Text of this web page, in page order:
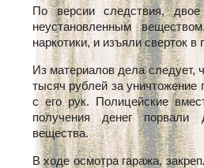
По версии следствия,
неустановленным
наркотики, и изъяли сверток в
Из материалов дела следует,
тысяч рублей за уничтожение
с его рук. Полицейские
получения денег порвали
вещества.
В ходе осмотра гаража,